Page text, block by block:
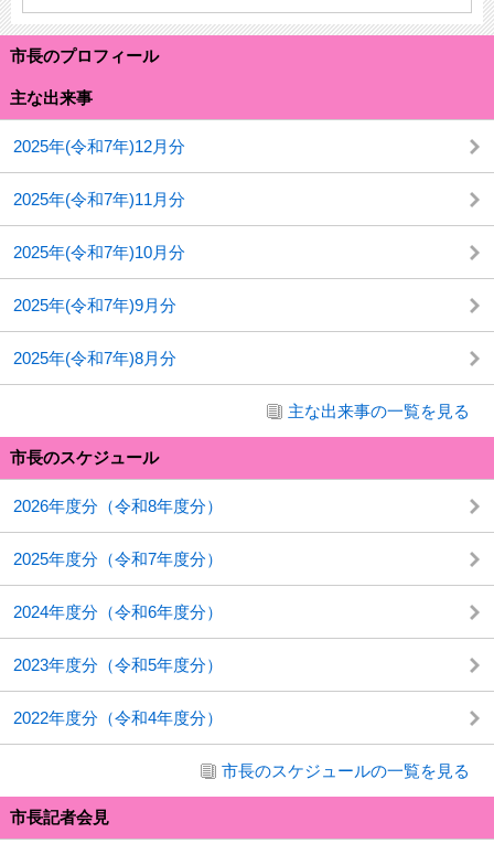
市長のプロフィール
主な出来事
2025年(令和7年)12月分
2025年(令和7年)11月分
2025年(令和7年)10月分
2025年(令和7年)9月分
2025年(令和7年)8月分
主な出来事の一覧を見る
市長のスケジュール
2026年度分（令和8年度分）
2025年度分（令和7年度分）
2024年度分（令和6年度分）
2023年度分（令和5年度分）
2022年度分（令和4年度分）
市長のスケジュールの一覧を見る
市長記者会見